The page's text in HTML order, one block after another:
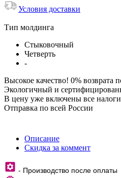
Условия доставки
Тип молдинга
Стыковочный
Четверть
-
Высокое качество! 0% возврата
Экологичный и
В цену уже включены все налоги
Отправка по всей России
Описание
Скидка за коммент
- Производство после оплаты